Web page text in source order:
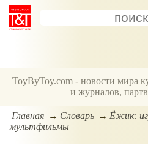
ToyByToy.com - новости мира
и журналов,
Главная Словарь
Ёжик:
мультфильмы